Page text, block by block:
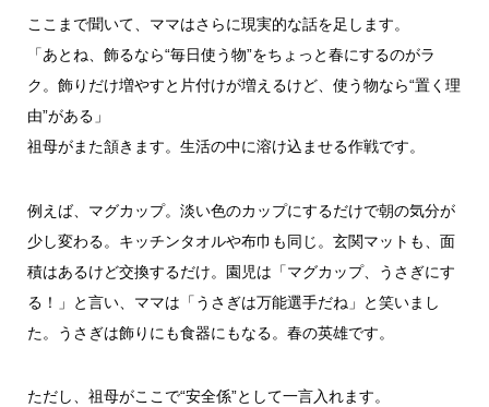
ここまで聞いて、ママはさらに現実的な話を足します。
「あとね、飾るなら“毎日使う物”をちょっと春にするのがラ
ク。飾りだけ増やすと片付けが増えるけど、使う物なら“置く理
由”がある」
祖母がまた頷きます。生活の中に溶け込ませる作戦です。
例えば、マグカップ。淡い色のカップにするだけで朝の気分が
少し変わる。キッチンタオルや布巾も同じ。玄関マットも、面
積はあるけど交換するだけ。園児は「マグカップ、うさぎにす
る！」と言い、ママは「うさぎは万能選手だね」と笑いまし
た。うさぎは飾りにも食器にもなる。春の英雄です。
ただし、祖母がここで“安全係”として一言入れます。